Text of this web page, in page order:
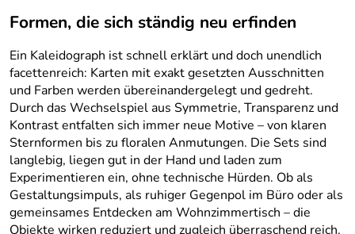
Formen, die sich ständig neu erfinden
Ein Kaleidograph ist schnell erklärt und doch unendlich
facettenreich: Karten mit exakt gesetzten Ausschnitten
und Farben werden übereinandergelegt und gedreht.
Durch das Wechselspiel aus Symmetrie, Transparenz und
Kontrast entfalten sich immer neue Motive – von klaren
Sternformen bis zu floralen Anmutungen. Die Sets sind
langlebig, liegen gut in der Hand und laden zum
Experimentieren ein, ohne technische Hürden. Ob als
Gestaltungsimpuls, als ruhiger Gegenpol im Büro oder als
gemeinsames Entdecken am Wohnzimmertisch – die
Objekte wirken reduziert und zugleich überraschend reich.